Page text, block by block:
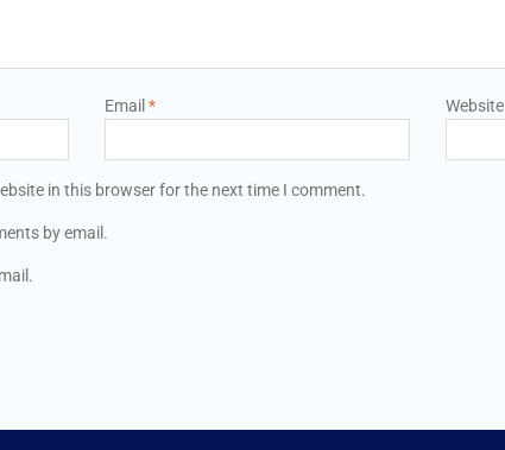
Email * Website
in this browser for the next time I comment.
by email.